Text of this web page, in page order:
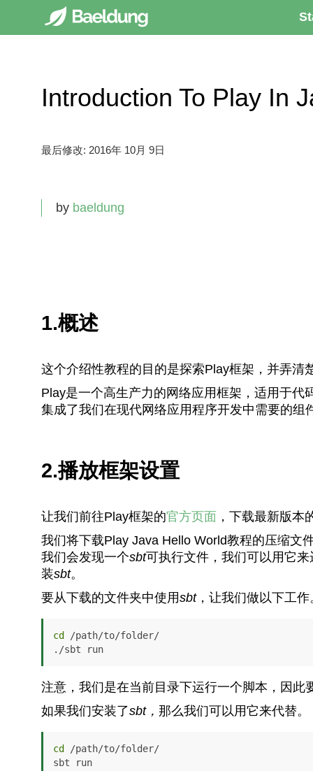
Introduction To Play In
最后修改: 2016年 10月 9日
by baeldung
1.概述
这个介绍性教程的目的是探索Play框架，并弄清
Play是一个高生产力的网络应用框架，适用于
集成了我们在现代网络应用程序开发中需要的组
2.播放框架设置
让我们前往Play框架的官方页面 ，下载最新版
我们将下载Play Java Hello World教程的压缩文
我们会发现一个sbt可执行文件，我们可以用它
装sbt。
要从下载的文件夹中使用sbt，让我们做以下工作
cd
/path/to/folder/
./sbt run
注意，我们是在当前目录下运行一个脚本，因此
如果我们安装了sbt， 那么我们可以用它来代替。
cd
/path/to/folder/
sbt run